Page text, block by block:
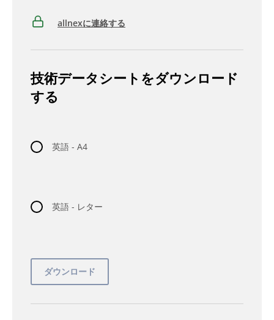
allnexに連絡する
技術データシートをダウンロード
する
英語 - A4
英語 - レター